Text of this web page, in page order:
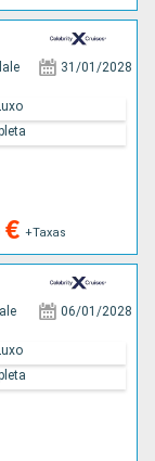
31/01/2028
€ +Taxas
06/01/2028